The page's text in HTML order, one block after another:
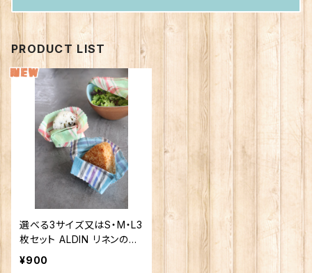
PRODUCT LIST
選べる3サイズ又はS・M・L3
枚セット ALDIN リネンのみ
つろうラップ
¥900